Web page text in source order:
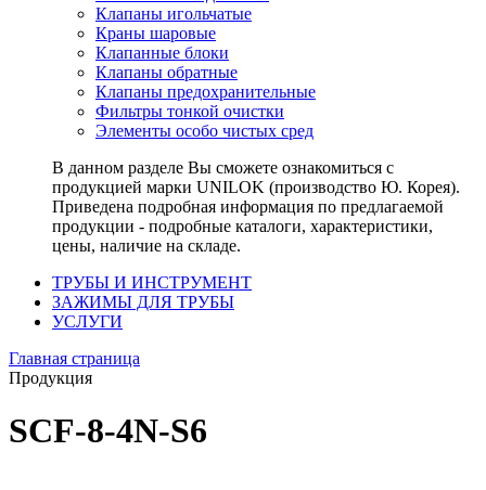
Клапаны игольчатые
Краны шаровые
Клапанные блоки
Клапаны обратные
Клапаны предохранительные
Фильтры тонкой очистки
Элементы особо чистых сред
В данном разделе Вы сможете ознакомиться с
продукцией марки UNILOK (производство Ю. Корея).
Приведена подробная информация по предлагаемой
продукции - подробные каталоги, характеристики,
цены, наличие на складе.
ТРУБЫ И ИНСТРУМЕНТ
ЗАЖИМЫ ДЛЯ ТРУБЫ
УСЛУГИ
Главная страница
Продукция
SCF-8-4N-S6